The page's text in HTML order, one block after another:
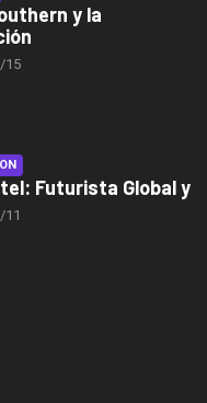
y la
15
Futurista Global y
11